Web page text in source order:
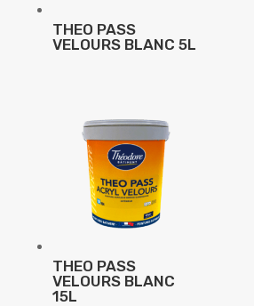
THEO PASS
VELOURS BLANC 5L
THEO PASS
VELOURS BLANC
15L